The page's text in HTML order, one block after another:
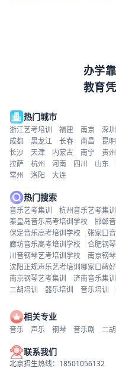
办学
教育
热门城市
浙江艺考培训 福建 南京 深圳
成都
黑龙江 长春 南昌 昆明
长沙
天津 内蒙古 南宁 贵州
拉萨
杭州 河南 四川 山东
常州
洛阳 大连
热门搜索
音乐艺考集训 杭州音乐艺考集
秦皇岛音乐高考培训学校
邯郸
保定音乐高考培训学校
张家口
廊坊音乐高考培训学校
合肥钢
川音钢琴艺考培训学校
南京钢
沈阳正规声乐艺考培训哪家口碑好
南京钢琴艺考集训
济南音乐集训
二胡培训
器乐培训 音乐培训
相关专业
音乐 声乐 钢琴 音乐剧 二胡
联系我们
北京招生热线：18501056132